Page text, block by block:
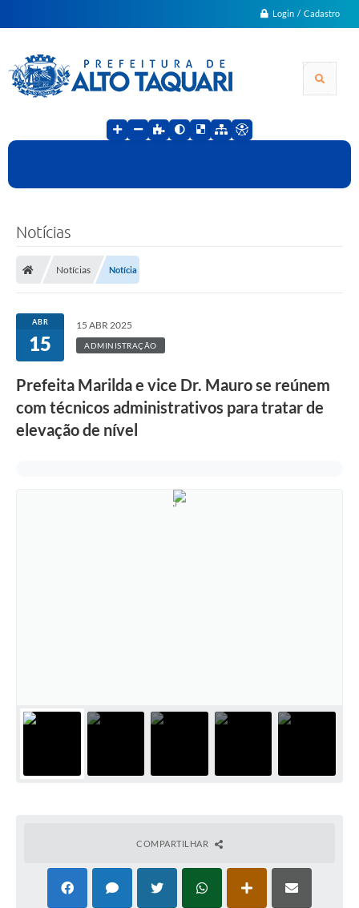
Login / Cadastro
Notícias
Notícias Notícia
ABR
15
15 ABR 2025
ADMINISTRAÇÃO
Prefeita Marilda e vice Dr. Mauro se reúnem
com técnicos administrativos para tratar de
elevação de nível
COMPARTILHAR